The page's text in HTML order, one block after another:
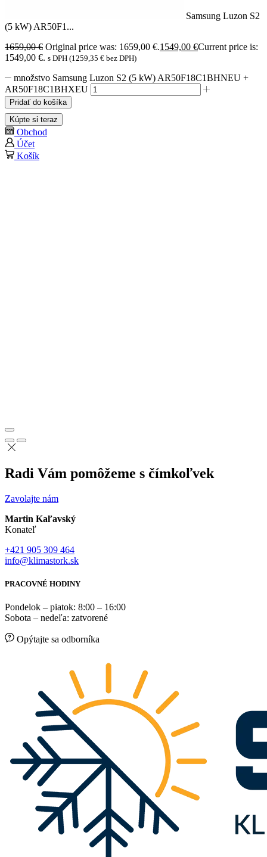
Samsung Luzon S2
(5 kW) AR50F1...
1659,00€ Original price was: 1659,00 €.1549,00 €Current price is:
1549,00 €. s DPH (1259,35 € bez DPH)
množstvo Samsung Luzon S2 (5 kW) AR50F18C1BHNEU +
AR50F18C1BHXEU
Pridať do košíka
Kúpte si teraz
Obchod
Účet
Košík
Radi Vám pomôžeme s čímkoľvek
Zavolajte nám
Martin Kaľavský
Konateľ
+421 905 309 464
info@klimastork.sk
PRACOVNÉ HODINY
Pondelok – piatok: 8:00 – 16:00
Sobota – nedeľa: zatvorené
Opýtajte sa odborníka